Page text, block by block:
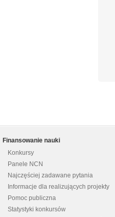
Finansowanie nauki
Konkursy
Panele NCN
Najczęściej zadawane pytania
Informacje dla realizujących projekty
Pomoc publiczna
Statystyki konkursów